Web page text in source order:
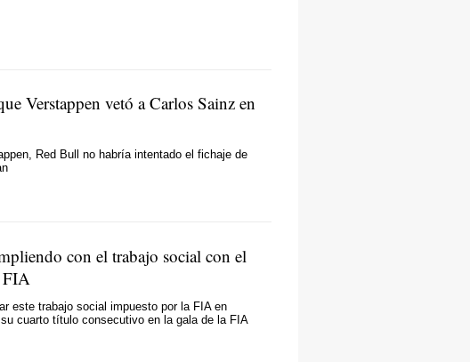
Verstappen vetó a Carlos Sainz en
Red Bull no habría intentado el fichaje de
con el trabajo social con el
FIA
este trabajo social impuesto por la FIA en
cuarto título consecutivo en la gala de la FIA